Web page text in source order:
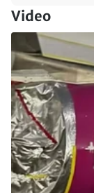
Video